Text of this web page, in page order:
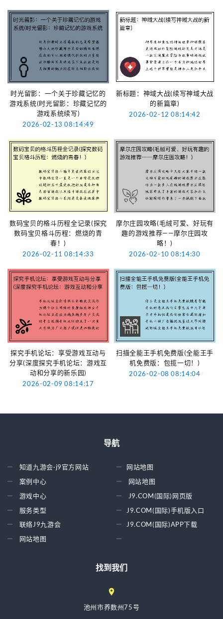
时光留影：一个关于珍藏记忆的
游戏系统(时光留影：珍藏记忆的
游戏系统续写)
2026-02-13 08:14:49
新标题：神域大战(续写神域大战
的新篇章)
2026-02-12 08:14:42
数码宝贝的格斗历程全记录(探究
数码宝贝格斗历程：燃烧的青
春！)
2026-02-11 08:14:33
摩尔庄园攻略(毛绒可爱、好玩有
趣的游戏推荐——摩尔庄园攻
略！)
2026-02-10 08:14:30
探究手机论坛：享受游戏互动与
分享(深度探究手机论坛：游戏互
动和分享的新乐园)
2026-02-09 08:14:17
扫描全能王手机免费版(全能王手
机免费版：包揽一切！)
2026-02-08 08:14:04
导航
知道九游会·j9官方网站
案例中心
游戏中心
服务类型
联络J9九游会
网站地图
网站地图
网站地图
J9.COM(国际)网页版
J9.COM(国际)手机版入口
J9.COM(国际)APP下载
找到我们
池州市养数州75号